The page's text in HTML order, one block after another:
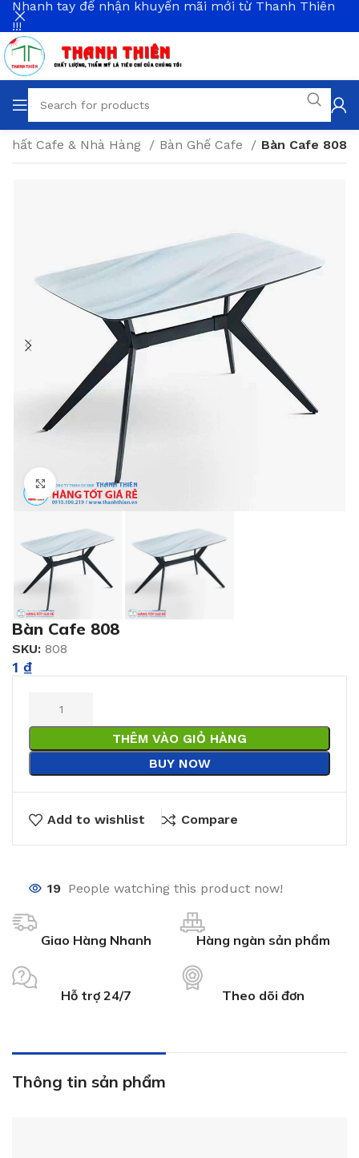
Cafe & Nhà Hàng Bàn Ghế Cafe Bàn Cafe 808
Click to enlarge
Bàn Cafe 808
SKU: 808
1 ₫
THÊM VÀO GIỎ HÀNG
BUY NOW
Add to wishlist Compare
19 People watching this product now!
Giao Hàng Nhanh Hàng ngàn sản phẩm
Hỗ trợ 24/7 Theo dõi đơn
Thông tin sản phẩm
Nhanh tay để nhận khuyến mãi mới từ Thanh Thiên
!!!